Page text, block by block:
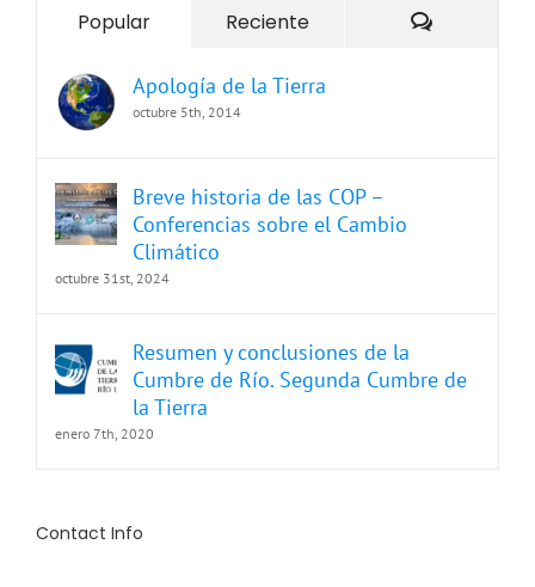
Popular Reciente
Apología de la Tierra
octubre 5th, 2014
Breve historia de las COP –
Conferencias sobre el Cambio
Climático
octubre 31st, 2024
Resumen y conclusiones de la
Cumbre de Río. Segunda Cumbre de
la Tierra
enero 7th, 2020
Contact Info